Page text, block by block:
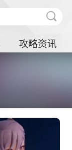
攻略资讯